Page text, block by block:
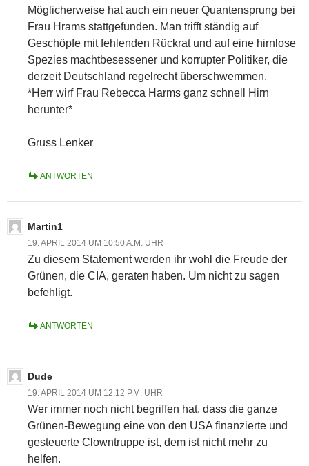
Möglicherweise hat auch ein neuer Quantensprung bei
Frau Hrams stattgefunden. Man trifft ständig auf
Geschöpfe mit fehlenden Rückrat und auf eine hirnlose
Spezies machtbesessener und korrupter Politiker, die
derzeit Deutschland regelrecht überschwemmen.
*Herr wirf Frau Rebecca Harms ganz schnell Hirn
herunter*
Gruss Lenker
ANTWORTEN
Martin1
19. APRIL 2014 UM 10:50 A.M. UHR
Zu diesem Statement werden ihr wohl die Freude der
Grünen, die CIA, geraten haben. Um nicht zu sagen
befehligt.
ANTWORTEN
Dude
19. APRIL 2014 UM 12:12 P.M. UHR
Wer immer noch nicht begriffen hat, dass die ganze
Grünen-Bewegung eine von den USA finanzierte und
gesteuerte Clowntruppe ist, dem ist nicht mehr zu
helfen.